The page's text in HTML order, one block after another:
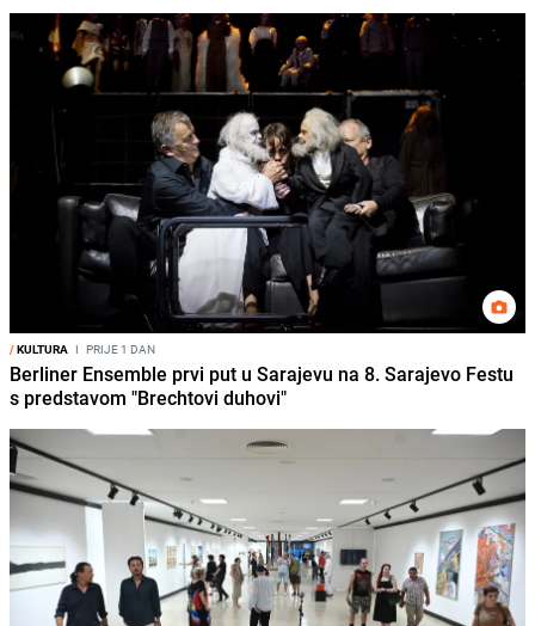
/KULTURA I PRIJE 1 DAN
Berliner Ensemble prvi put u Sarajevu na 8. Sarajevo Festu
s predstavom "Brechtovi duhovi"